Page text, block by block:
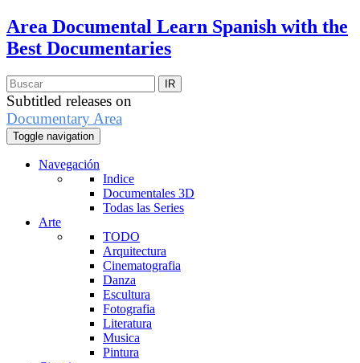
Area Documental Learn Spanish with the
Best Documentaries
Subtitled releases on
Documentary Area
Toggle navigation
Navegación
Indice
Documentales 3D
Todas las Series
Arte
TODO
Arquitectura
Cinematografia
Danza
Escultura
Fotografia
Literatura
Musica
Pintura